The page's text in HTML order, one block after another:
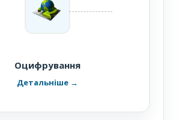
Оцифрування